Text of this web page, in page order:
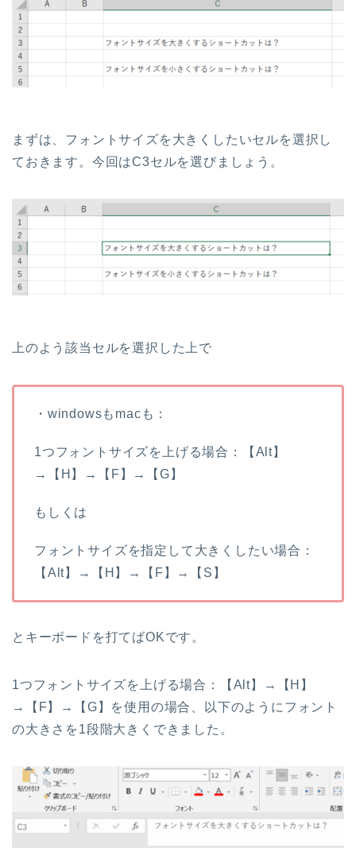
まずは、フォントサイズを大きくしたいセルを選択し
ておきます。今回はC3セルを選びましょう。
上のよう該当セルを選択した上で
・windowsもmacも：
1つフォントサイズを上げる場合：【Alt】
→【H】→【F】→【G】
もしくは
フォントサイズを指定して大きくしたい場合：
【Alt】→【H】→【F】→【S】
とキーボードを打てばOKです。
1つフォントサイズを上げる場合：【Alt】→【H】
→【F】→【G】を使用の場合、以下のようにフォント
の大きさを1段階大きくできました。